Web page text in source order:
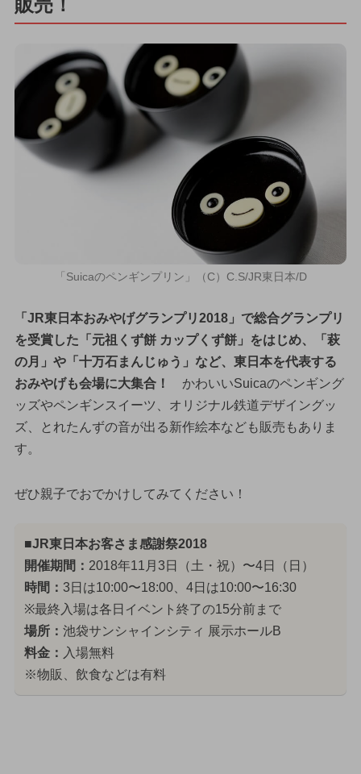
販売！
「Suicaのペンギンプリン」（C）C.S/JR東日本/D
「JR東日本おみやげグランプリ2018」で総合グランプリ
を受賞した「元祖くず餅 カップくず餅」をはじめ、「萩
の月」や「十万石まんじゅう」など、東日本を代表する
おみやげも会場に大集合！
かわいいSuicaのペンギング
ッズやペンギンスイーツ、オリジナル鉄道デザイングッ
ズ、とれたんずの音が出る新作絵本なども販売もありま
す。
ぜひ親子でおでかけしてみてください！
■JR東日本お客さま感謝祭2018
開催期間： 2018年11月3日（土・祝）〜4日（日）
時間： 3日は10:00〜18:00、4日は10:00〜16:30
※最終入場は各日イベント終了の15分前まで
場所： 池袋サンシャインシティ 展示ホールB
料金： 入場無料
※物販、飲食などは有料